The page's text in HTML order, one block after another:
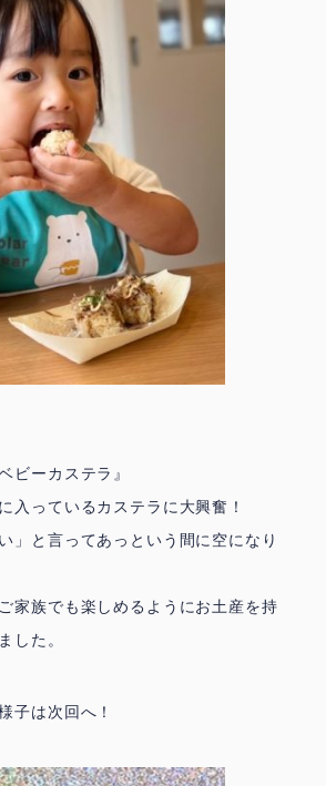
ビーカステラ』
入っているカステラに大興奮！
」と言ってあっという間に空になり
家族でも楽しめるようにお土産を持
した。
子は次回へ！
おしらせ ▶
クセス ▶ みずほ園アクセス ▶
セス ▶
instagram お問合せ 採用情報
トップページ